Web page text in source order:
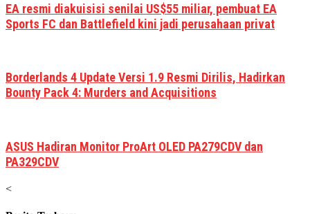
EA resmi diakuisisi senilai US$55 miliar, pembuat EA
Sports FC dan Battlefield kini jadi perusahaan privat
Borderlands 4 Update Versi 1.9 Resmi Dirilis, Hadirkan
Bounty Pack 4: Murders and Acquisitions
ASUS Hadiran Monitor ProArt OLED PA279CDV dan
PA329CDV
<